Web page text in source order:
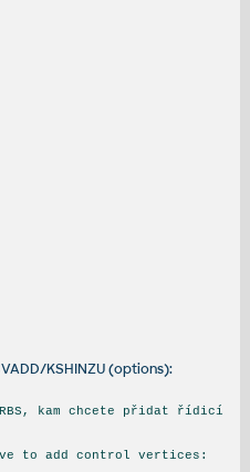
KSHINZU (options):
kam chcete přidat řídicí
to add control vertices: